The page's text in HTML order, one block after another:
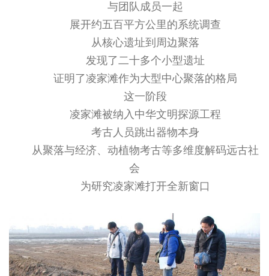
与团队成员一起
展开约五百平方公里的系统调查
从核心遗址到周边聚落
发现了二十多个小型遗址
证明了凌家滩作为大型中心聚落的格局
这一阶段
凌家滩被纳入中华文明探源工程
考古人员跳出器物本身
从聚落与经济、动植物考古等多维度解码远古社
会
为研究凌家滩打开全新窗口